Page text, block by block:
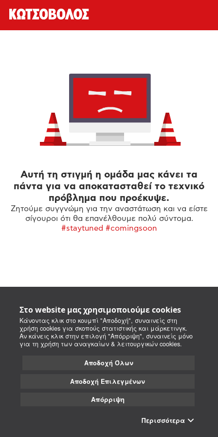
Στο website μας χρησιμοποιούμε cookies
Κάνοντας κλικ στο κουμπί "Αποδοχή", συναινείς στη
χρήση cookies για σκοπούς στατιστικής και μάρκετινγκ.
Αν κάνεις κλικ στην επιλογή "Απόρριψη", συναινείς μόνο
για τη χρήση των αναγκαίων & λειτουργικών cookies.
Αποδοχή Όλων
Αποδοχή Επιλεγμένων
Απόρριψη
Περισσότερα
Αυτή τη στιγμή η ομάδα μας κάνει τα
πάντα για να αποκατασταθεί το τεχνικό
πρόβλημα που προέκυψε.
Ζητούμε συγγνώμη για την αναστάτωση και να είστε
σίγουροι ότι θα επανέλθουμε πολύ σύντομα.
#staytuned #comingsoon